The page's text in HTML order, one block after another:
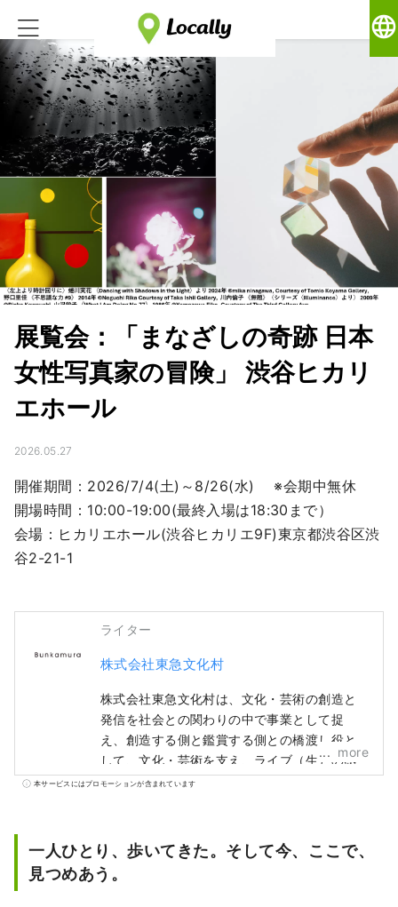
language
展覧会：「まなざしの奇跡 日本
女性写真家の冒険」 渋谷ヒカリ
エホール
2026.05.27
開催期間：2026/7/4(土)～8/26(水) 　※会期中無休
開場時間：10:00-19:00(最終入場は18:30まで）
会場：ヒカリエホール(渋谷ヒカリエ9F)東京都渋谷区渋
谷2-21-1
ライター
株式会社東急文化村
株式会社東急文化村は、文化・芸術の創造と
発信を社会との関わりの中で事業として捉
え、創造する側と鑑賞する側との橋渡し役と
して、文化・芸術を支え、ライブ（生）の感
動を伝えること、すべてのお客様に常に最大
企画”、“良好な環境の創造”、“品質の高いサー
ビスの維持”を三本柱に、質の高さを絶えず追
求してまいります。 また、当社は東京・渋谷
more
本サービスにはプロモーションが含まれています
一人ひとり、歩いてきた。そして今、ここで、
見つめあう。